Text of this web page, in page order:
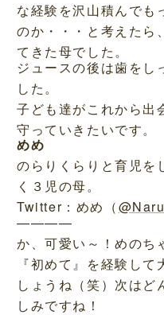
な経験を沢山積んでも
のか・・・と考えたら
てきた母でした。
ジュースの後は歯をし
した。
子ども達がこれから出
守っていきたいです。
めめ
のらりくらりと育児を
く３児の母。
Twitter：めめ（
————
か、可愛い～！めのち
『初めて』を経験し
しょうね（笑）次はど
しみですね！